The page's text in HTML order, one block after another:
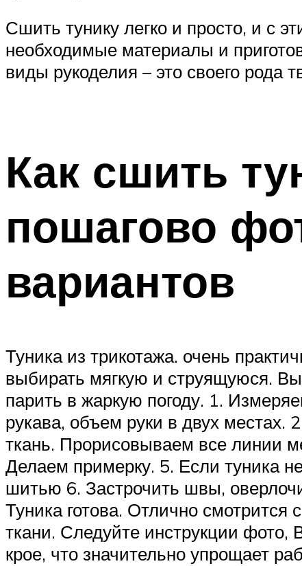
Сшить тунику легко и просто, и с
необходимые материалы и
виды рукоделия – это своего рода
Как сшить
пошагово
вариантов
Туника из трикотажа. очень
выбирать мягкую и струящуюся.
парить в жаркую погоду. 1.
рукава, объем руки в двух местах.
ткань. Прорисовываем все линии
Делаем примерку. 5. Если туника
шитью 6. Застрочить швы,
Туника готова. Отлично
ткани. Следуйте инструкции фото,
крое, что значительно упрощает